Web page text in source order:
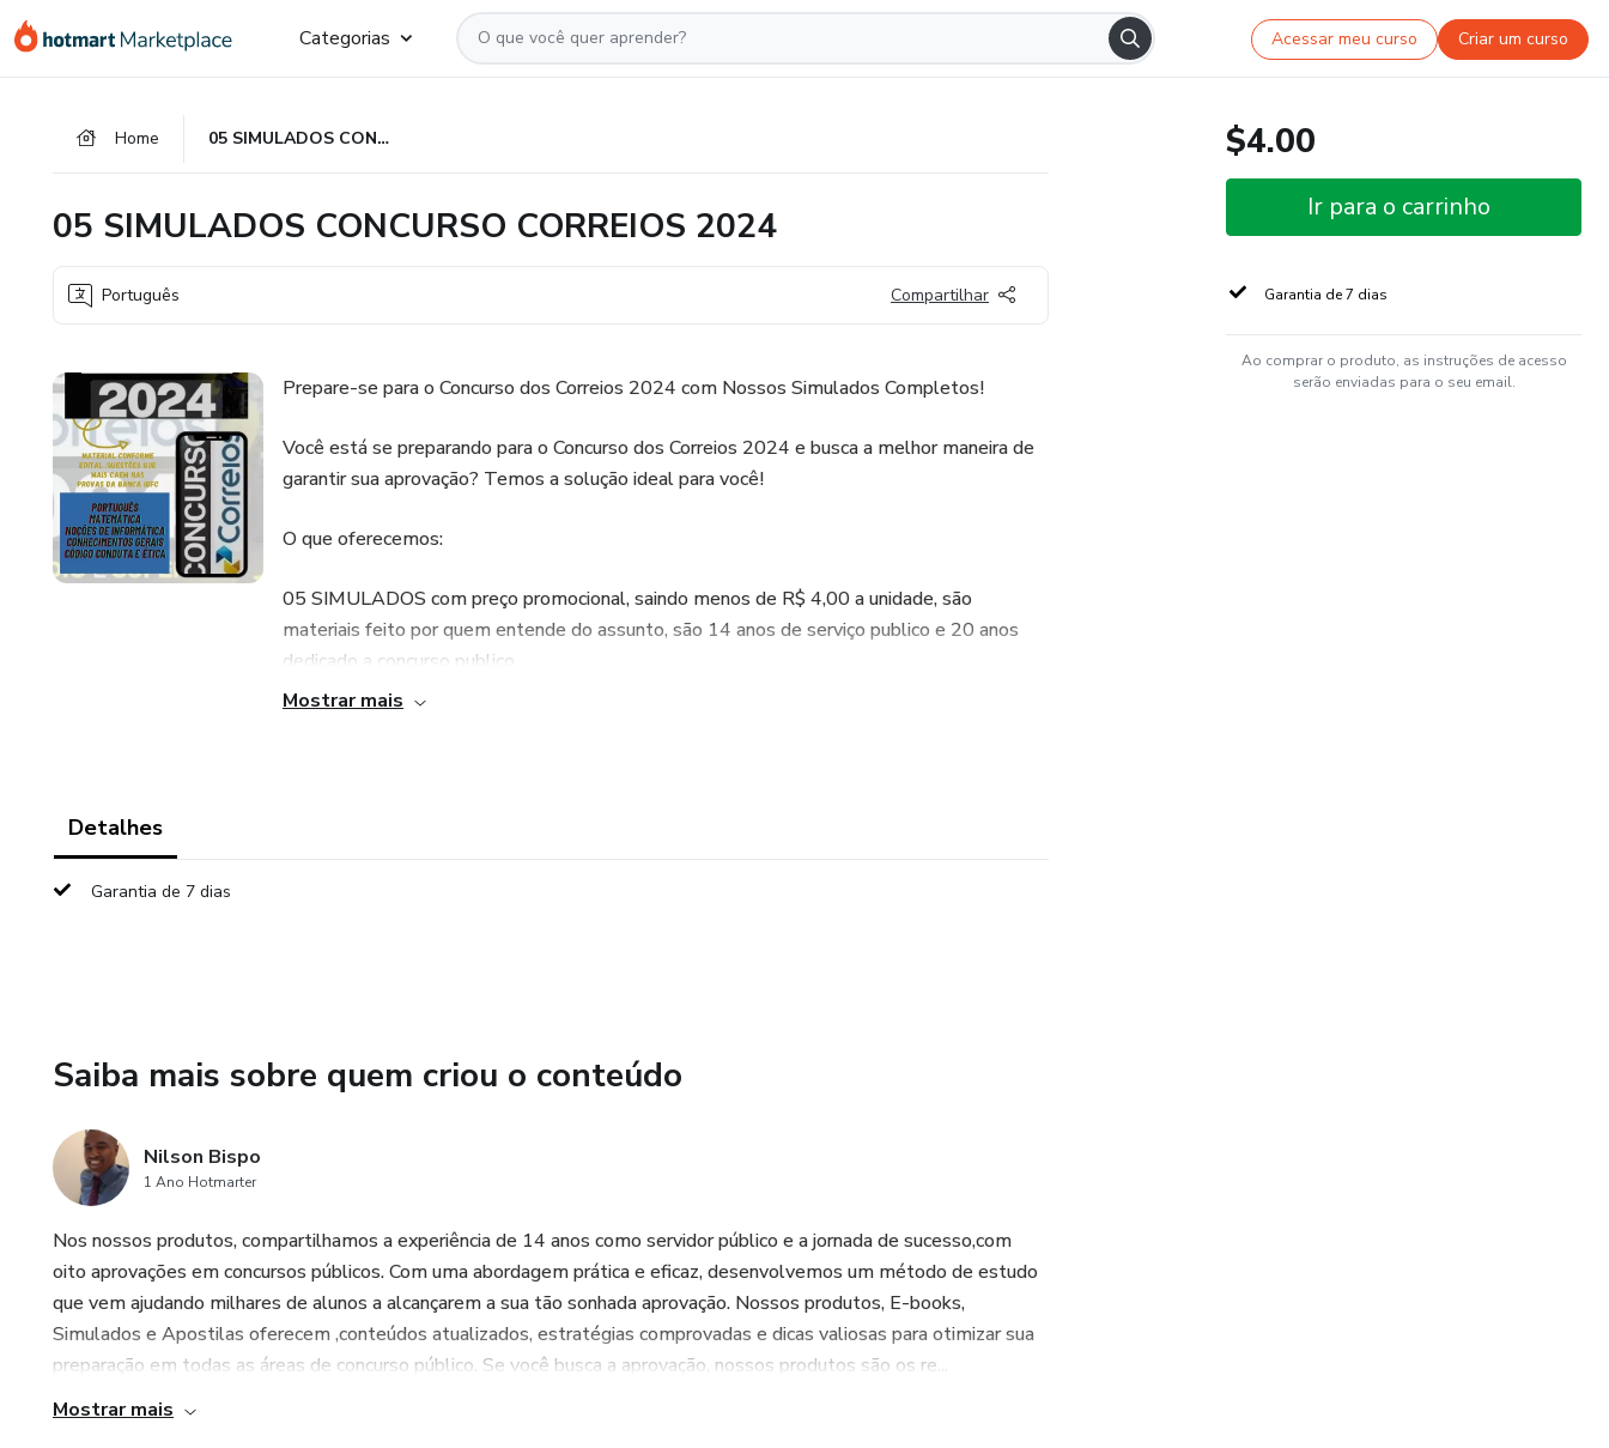
para
para
para
Categorias Acessar meu curso Criar um curso
Home 05 SIMULADOS CONCURSO CORREIOS 2024
05 SIMULADOS CONCURSO CORREIOS 2024
Português Compartilhar
Prepare-se para o Concurso dos Correios 2024 com Nossos Simulados Completos!
Você está se preparando para o Concurso dos Correios 2024 e busca a melhor maneira de
garantir sua aprovação? Temos a solução ideal para você!
O que oferecemos:
05 SIMULADOS com preço promocional, saindo menos de R$ 4,00 a unidade, são
materiais feito por quem entende do assunto, são 14 anos de serviço publico e 20 anos
dedicado a concurso publico.
Acesso Imediato: Estude quando e onde quiser, com acesso online ao material.
Aumente Sua Confiança: Treine em um ambiente seguro, aumentando sua segurança para o
dia da prova.
Economize Tempo: Todo o conteúdo que você precisa em um só lugar, sem perder tempo
Mostrar mais
Detalhes
Garantia de 7 dias
Saiba mais sobre quem criou o conteúdo
Nilson Bispo
1 Ano Hotmarter
Nos nossos produtos, compartilhamos a experiência de 14 anos como servidor público e a jornada de sucesso,com
oito aprovações em concursos públicos. Com uma abordagem prática e eficaz, desenvolvemos um método de estudo
que vem ajudando milhares de alunos a alcançarem a sua tão sonhada aprovação. Nossos produtos, E-books,
Simulados e Apostilas oferecem ,conteúdos atualizados, estratégias comprovadas e dicas valiosas para otimizar sua
preparação em todas as áreas de concurso público. Se você busca a aprovação, nossos produtos são os re...
Mostrar mais
$4.00
Ir para o carrinho
Garantia de 7 dias
Ao comprar o produto, as instruções de acesso
serão enviadas para o seu email.